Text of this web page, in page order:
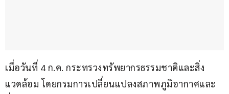
เมื่อวันที่ 4 ก.ค. กระทรวงทรัพยากรธรรมชาติและสิ่ง
แวดล้อม โดยกรมการเปลี่ยนแปลงสภาพภูมิอากาศและ